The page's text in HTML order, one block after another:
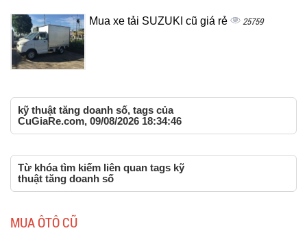
Mua xe tải SUZUKI cũ giá rẻ 25759
kỹ thuật tăng doanh số, tags của
CuGiaRe.com, 09/08/2026 18:34:46
Từ khóa tìm kiếm liên quan tags kỹ
thuật tăng doanh số
MUA ÔTÔ CŨ